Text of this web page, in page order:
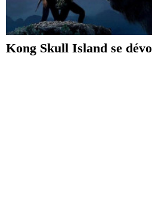
Kong Skull Island se